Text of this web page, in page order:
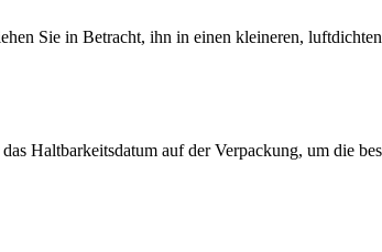
Sie in Betracht, ihn in einen kleineren,
Haltbarkeitsdatum auf der Verpackung, um die